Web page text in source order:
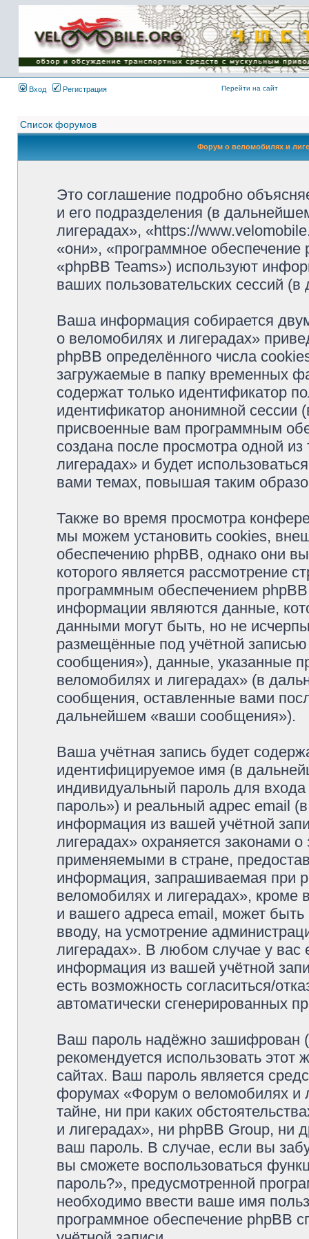
Имя пользователя:
Пароль:
{ LOG_ME_IN_SHORT
}
Вход
Регистрация Перейти на сайт
Список форумов
Форум о веломобилях и
Это соглашение подробно
и его подразделения (в
лигерадах», «https://
«они», «программное
«phpBB Teams») используют
ваших пользовательских сессий
Ваша информация собирается
о веломобилях и лигерадах»
phpBB определённого числа
загружаемые в папку временных
содержат только идентификатор
идентификатор анонимной сессии
присвоенные вам программным
создана после просмотра одной
лигерадах» и будет
вами темах, повышая таким
Также во время просмотра
мы можем установить cookies,
обеспечению phpBB, однако они
которого является рассмотрение
программным обеспечением
информации являются данные,
данными могут быть, но не
размещённые под учётной
сообщения»), данные, указанные
веломобилях и лигерадах» (в
сообщения, оставленные вами
дальнейшем «ваши сообщения»).
Ваша учётная запись будет
идентифицируемое имя (в
индивидуальный пароль для
пароль») и реальный адрес email
информация из вашей учётной
лигерадах» охраняется законами
применяемыми в стране,
информация, запрашиваемая при
веломобилях и лигерадах», кроме
и вашего адреса email, может быть
вводу, на усмотрение
лигерадах». В любом случае у вас
информация из вашей учётной
есть возможность согласиться/
автоматически сгенерированных
Ваш пароль надёжно зашифрован
рекомендуется использовать этот
сайтах. Ваш пароль является
форумах «Форум о веломобилях и
тайне, ни при каких
и лигерадах», ни phpBB Group, ни
ваш пароль. В случае, если вы
вы сможете воспользоваться
пароль?», предусмотренной
необходимо ввести ваше имя
программное обеспечение phpBB